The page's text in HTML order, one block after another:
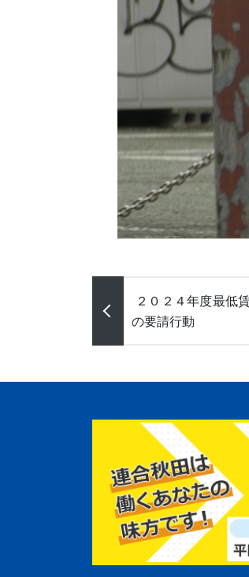
２０２４年度最低
の要請行動